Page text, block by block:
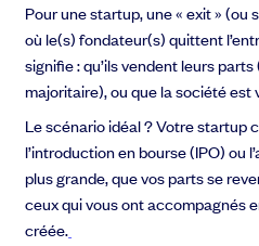
Pour une startup, une « exit »
où le(s) fondateur(s) quittent
signifie : qu’ils vendent leurs
majoritaire), ou que la société est
Le scénario idéal ? Votre startup
l’introduction en bourse (IPO) ou
plus grande, que vos parts se
ceux qui vous ont accompagnés
créée.